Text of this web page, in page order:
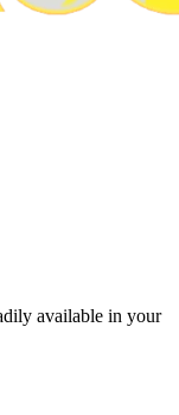
available in your